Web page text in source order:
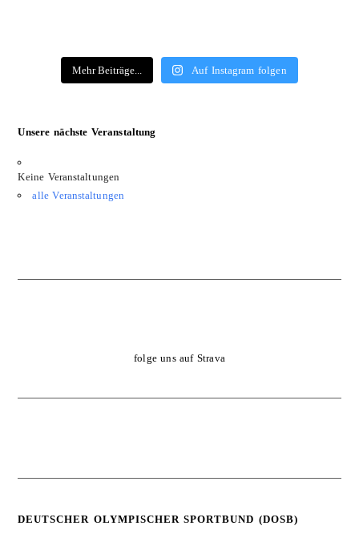
Mehr Beiträge... Auf Instagram folgen
Unsere nächste Veranstaltung
Keine Veranstaltungen
alle Veranstaltungen
folge uns auf Strava
DEUTSCHER OLYMPISCHER SPORTBUND (DOSB)